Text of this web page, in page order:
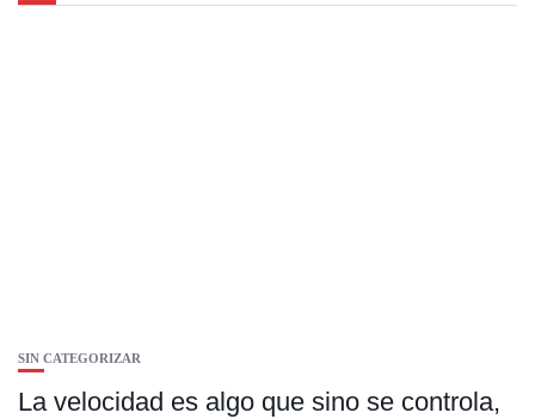
SIN CATEGORIZAR
La velocidad es algo que sino se controla,